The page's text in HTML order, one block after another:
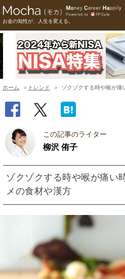
お金の知性が、人生を変える。
ホーム トレンド ゾクゾクする時や喉が
この記事のライター
柳沢 侑子
ゾクゾクする時や喉が痛い
メの食材や漢方